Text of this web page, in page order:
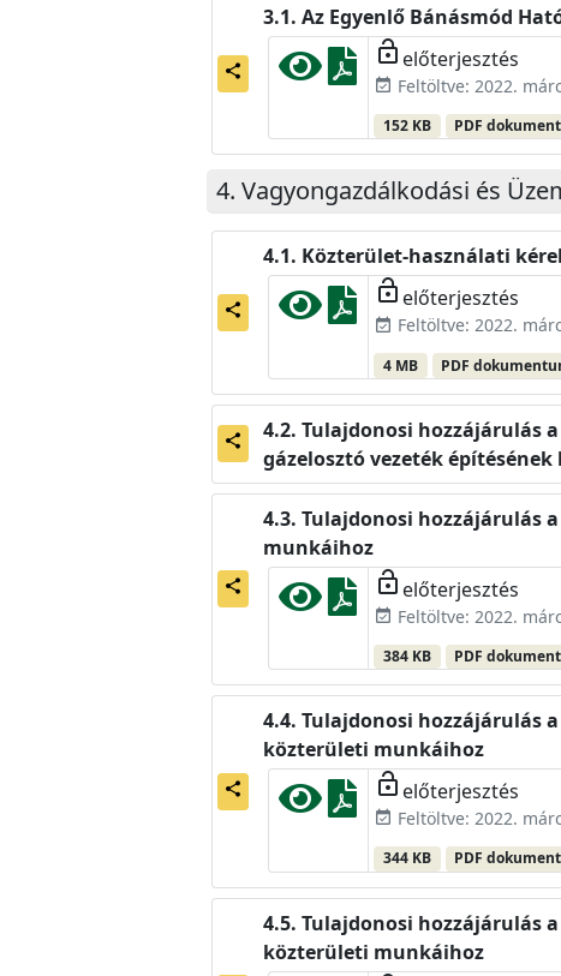
share
Az Egyenlő Bánásmód
lock_open előterjesztés
event_available Feltöltve: 2022.
152 KB PDF
Vagyongazdálkodási és
share
Közterület-használati
lock_open előterjesztés
event_available Feltöltve: 2022.
4 MB PDF
share
Tulajdonosi hozzájárulás
gázelosztó vezeték
share
Tulajdonosi hozzájárulás
munkáihoz
lock_open előterjesztés
event_available Feltöltve: 2022.
384 KB PDF
share
Tulajdonosi hozzájárulás
közterületi munkáihoz
lock_open előterjesztés
event_available Feltöltve: 2022.
344 KB PDF
Tulajdonosi hozzájárulás
közterületi munkáihoz